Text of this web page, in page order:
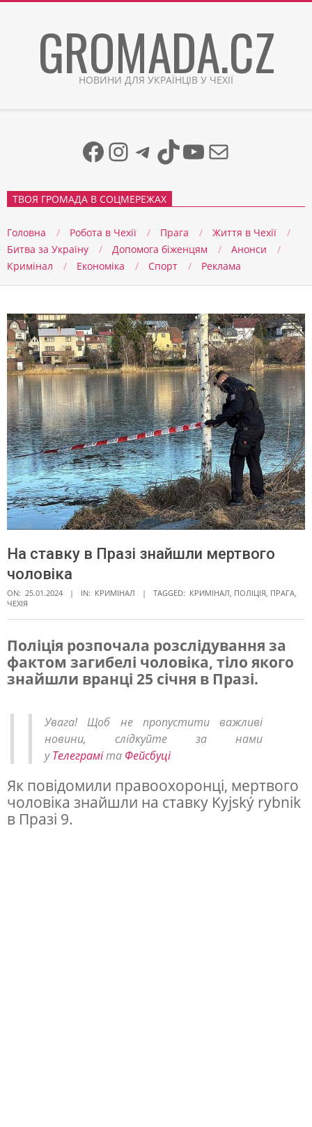
GROMADA.CZ
НОВИНИ ДЛЯ УКРАЇНЦІВ У ЧЕХІЇ
Facebook
Instagram
Telegram
TikTok
YouTube
Mail
ТВОЯ ГРОМАДА В СОЦМЕРЕЖАХ
Головна Робота в Чехії Прага
Життя в Чеxії
Битва за Україну
Допомога біженцям
Анонси
Кримінал
Економіка Спорт Реклама
На ставку в Празі знайшли мертвого
чоловіка
ON: 25.01.2024 IN: КРИМІНАЛ TAGGED: КРИМІНАЛ, ПОЛІЦІЯ, ПРАГА,
ЧЕХІЯ
Н
а
с
в
к
у
Поліція розпочала розслідування за
фактом загибелі чоловіка, тіло якого
знайшли вранці 25 січня в Празі.
Увага! Щоб не пропустити важливі
новини, слідкуйте за нами
уТелеграміта Фейсбуці
Як повідомили правоохоронці, мертвого
чоловіка знайшли на ставку Kyjský rybnik
в Празі 9.